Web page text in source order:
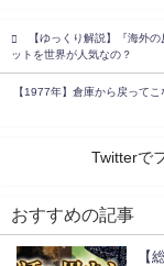
【ゆっくり解説】『海外
ットを世界が人気なの？
【1977年】倉庫から戻って
Twitterで
おすすめの記事
【